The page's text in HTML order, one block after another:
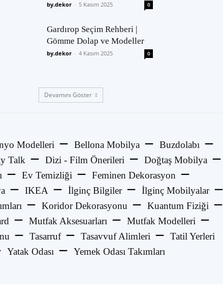
by.dekor - 5 Kasım 2025 0
Gardırop Seçim Rehberi |
Gömme Dolap ve Modeller
by.dekor - 4 Kasım 2025 0
Devamını Göster
Modelleri Bellona Mobilya
Buzdolabı
Talk Dizi - Film Önerileri
Doğtaş Mobilya
Ev Temizliği
Feminen Dekorasyon
IKEA İlginç Bilgiler
İlginç Mobilyalar
Koridor Dekorasyonu
Kuantum Fiziği
Mutfak Aksesuarları
Mutfak Modelleri
Tasarruf Tasavvuf Alimleri
Tatil Yerleri
Yatak Odası Yemek Odası Takımları